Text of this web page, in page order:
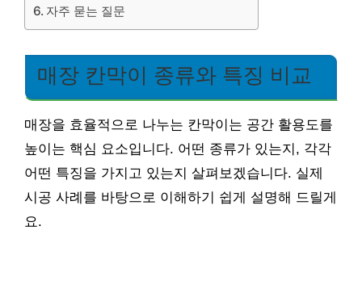
자주 묻는 질문
매장 칸막이 종류와 특징 비교
매장을 효율적으로 나누는 칸막이는 공간 활용도를
높이는 핵심 요소입니다. 어떤 종류가 있는지, 각각
어떤 특징을 가지고 있는지 살펴보겠습니다. 실제
시공 사례를 바탕으로 이해하기 쉽게 설명해 드릴게
요.